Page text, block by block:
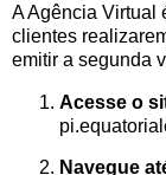
A Agência Virtual
clientes
emitir a segunda
Acesse o
Navegue